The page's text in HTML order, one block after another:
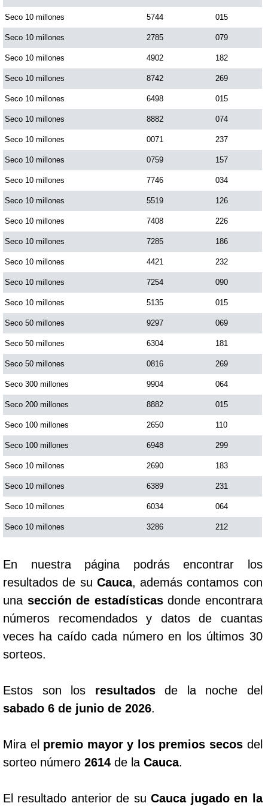
Paisita Día
Paisita Noche
Paisita 3
Pick 3 Día
Pick 3 Noche
Pick 4 Día
Pick 4 Noche
Pijao de Oro
Saman de la suerte
Sinuano Día
Sinuano Noche
Super Chontico Noche
Seco 10 millones 5744 015
Seco 10 millones 2785 079
Seco 10 millones 4902 182
Seco 10 millones 8742 269
Seco 10 millones 6498 015
Seco 10 millones 8882 074
Seco 10 millones 0071 237
Seco 10 millones 0759 157
Seco 10 millones 7746 034
Seco 10 millones 5519 126
Seco 10 millones 7408 226
Seco 10 millones 7285 186
Seco 10 millones 4421 232
Seco 10 millones 7254 090
Seco 10 millones 5135 015
Seco 50 millones 9297 069
Seco 50 millones 6304 181
Seco 50 millones 0816 269
Seco 300 millones 9904 064
Seco 200 millones 8882 015
Seco 100 millones 2650 110
Seco 100 millones 6948 299
Seco 10 millones 2690 183
Seco 10 millones 6389 231
Seco 10 millones 6034 064
Seco 10 millones 3286 212
En nuestra página podrás encontrar los
resultados de su Cauca, además contamos con
una sección de estadísticasdonde encontrara
números recomendados y datos de cuantas
veces ha caído cada número en los últimos 30
sorteos.
Estos son los resultadosde la noche del
sabado 6 de junio de 2026.
Mira el premio mayor y los premios secosdel
sorteo número 2614 de la Cauca.
El resultado anterior de suCauca jugado en la